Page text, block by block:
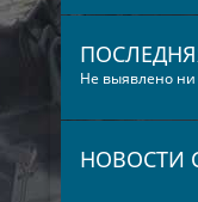
Не выявлено ни
НОВОСТИ